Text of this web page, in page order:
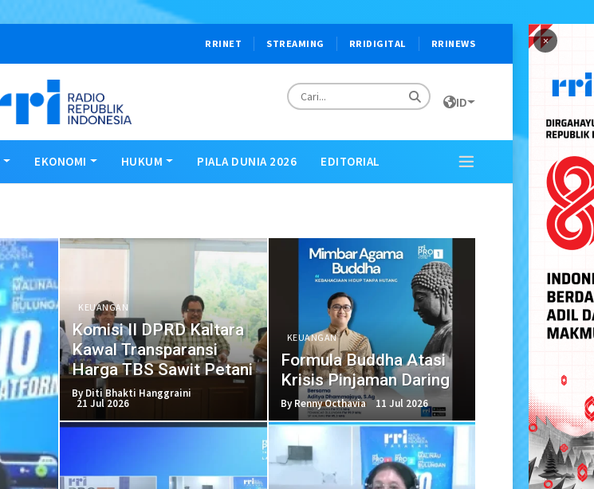
×
RRINET STREAMING RRIDIGITAL RRINEWS
ID
EKONOMI HUKUM PIALA DUNIA 2026 EDITORIAL
KEUANGAN
Komisi II DPRD Kaltara
Kawal Transparansi
Harga TBS Sawit Petani
By Diti Bhakti Hanggraini
21 Jul 2026
KEUANGAN
Formula Buddha Atasi
Krisis Pinjaman Daring
By Renny Octhavia 11 Jul 2026